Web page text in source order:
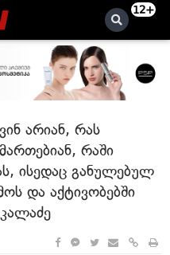
12+
არიან, რას
რაში
ისედაც განულებულ
და აქტივობებში